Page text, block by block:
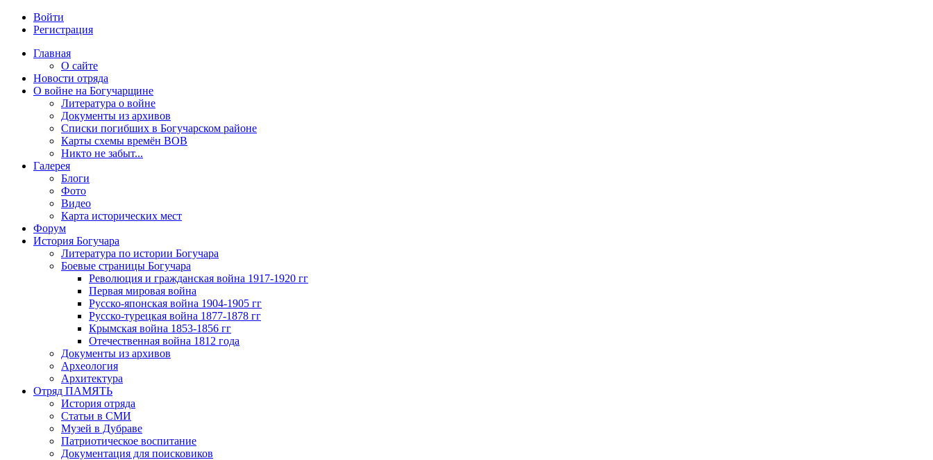
Войти
Регистрация
Главная
О сайте
Новости отряда
О войне на Богучарщине
Литература о войне
Документы из архивов
Списки погибших в Богучарском районе
Карты схемы времён ВОВ
Никто не забыт...
Галерея
Блоги
Фото
Видео
Карта исторических мест
Форум
История Богучара
Литература по истории Богучара
Боевые страницы Богучара
Революция и гражданская война 1917-1920 гг
Первая мировая война
Русско-японская война 1904-1905 гг
Русско-турецкая война 1877-1878 гг
Крымская война 1853-1856 гг
Отечественная война 1812 года
Документы из архивов
Археология
Архитектура
Отряд ПАМЯТЬ
История отряда
Статьи в СМИ
Музей в Дубраве
Патриотическое воспитание
Документация для поисковиков